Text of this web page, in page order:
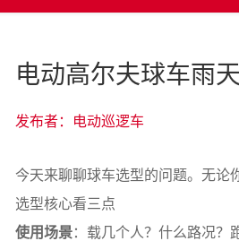
电动高尔夫球车雨
发布者：电动巡逻车
今天来聊聊球车选型的问题。无论
选型核心看三点
使用场景：载几个人？什么路况？